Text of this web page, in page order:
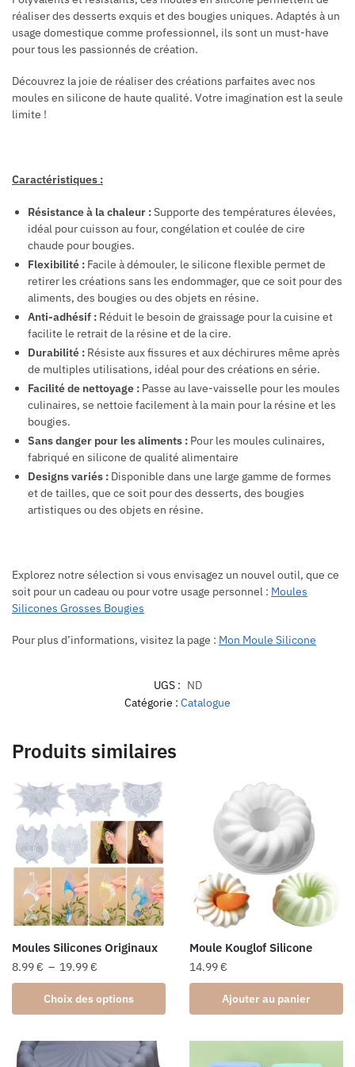
réaliser des desserts exquis et des bougies uniques. Adaptés à un
usage domestique comme professionnel, ils sont un must-have
pour tous les passionnés de création.
Découvrez la joie de réaliser des créations parfaites avec nos
moules en silicone de haute qualité. Votre imagination est la seule
limite !
Caractéristiques :
Résistance à la chaleur :Supporte des températures élevées,
idéal pour cuisson au four, congélation et coulée de cire
chaude pour bougies.
Flexibilité : Facile à démouler, le silicone flexible permet de
retirer les créations sans les endommager, que ce soit pour des
aliments, des bougies ou des objets en résine.
Anti-adhésif : Réduit le besoin de graissage pour la cuisine et
facilite le retrait de la résine et de la cire.
Durabilité : Résiste aux fissures et aux déchirures même après
de multiples utilisations, idéal pour des créations en série.
Facilité de nettoyage : Passe au lave-vaisselle pour les moules
culinaires, se nettoie facilement à la main pour la résine et les
bougies.
Sans danger pour les aliments : Pour les moules culinaires,
fabriqué en silicone de qualité alimentaire
Designs variés : Disponible dans une large gamme de formes
et de tailles, que ce soit pour des desserts, des bougies
artistiques ou des objets en résine.
Explorez notre sélection si vous envisagez un nouvel outil, que ce
soit pour un cadeau ou pour votre usage personnel : Moules
Silicones Grosses Bougies
Pour plus d’informations, visitez la page : Mon Moule Silicone
UGS : ND
Catégorie : Catalogue
Produits similaires
Moules Silicones Originaux
8.99€ – 19.99€
de
prix :
8.99 €
19.99 €
Choix des options
produit
plusieurs
Moule Kouglof Silicone
14.99€
Ajouter au panier